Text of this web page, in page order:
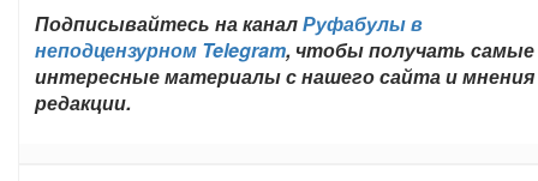
Подписывайтесь на каналРуфабулы в
неподцензурном Telegram, чтобы получать самые
интересные материалы с нашего сайта и мнения
редакции.